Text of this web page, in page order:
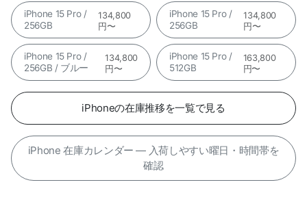
iPhone 15 Pro /
256GB
134,800
円〜
iPhone 15 Pro /
256GB
134,800
円〜
iPhone 15 Pro /
256GB / ブルー
134,800
円〜
iPhone 15 Pro /
512GB
163,800
円〜
iPhoneの在庫推移を一覧で見る
iPhone 在庫カレンダー — 入荷しやすい曜日・時間帯を
確認